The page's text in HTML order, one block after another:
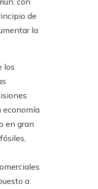
de
la
los
economía
en gran
a